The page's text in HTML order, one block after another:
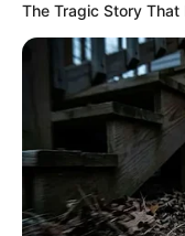
The Tragic Story